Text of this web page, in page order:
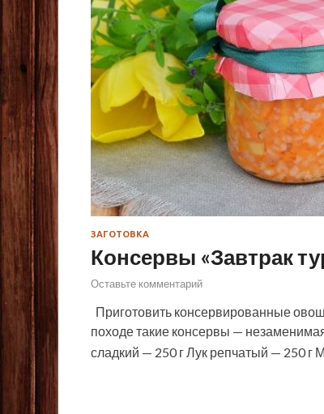
ЗАГОТОВКА
Консервы «Завтрак
Оставьте комментарий
Приготовить консервированные
походе такие консервы —
сладкий — 250 г Лук репчатый — 250 г